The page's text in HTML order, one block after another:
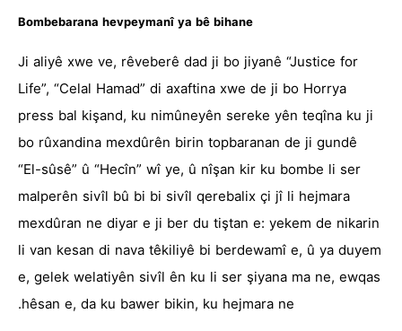
Bombebarana hevpeymanî ya bê bihane
Ji aliyê xwe ve, rêveberê dad ji bo jiyanê “Justice for
Life”, “Celal Hamad” di axaftina xwe de ji bo Horrya
press bal kişand, ku nimûneyên sereke yên teqîna ku ji
bo rûxandina mexdûrên birin topbaranan de ji gundê
“El-sûsê” û “Hecîn” wî ye, û nîşan kir ku bombe li ser
malperên sivîl bû bi bi sivîl qerebalix çi jî li hejmara
mexdûran ne diyar e ji ber du tiştan e: yekem de nikarin
li van kesan di nava têkiliyê bi berdewamî e, û ya duyem
e, gelek welatiyên sivîl ên ku li ser şiyana ma ne, ewqas
hêsan e, da ku bawer bikin, ku hejmara ne.